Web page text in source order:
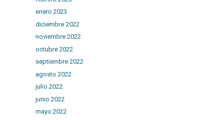
enero 2023
diciembre 2022
noviembre 2022
octubre 2022
septiembre 2022
agosto 2022
julio 2022
junio 2022
mayo 2022